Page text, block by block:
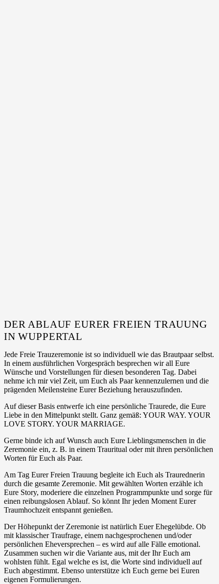
DER ABLAUF EURER FREIEN TRAUUNG
IN WUPPERTAL
Jede Freie Trauzeremonie ist so individuell wie das Brautpaar selbst.
In einem ausführlichen Vorgespräch besprechen wir all Eure
Wünsche und Vorstellungen für diesen besonderen Tag. Dabei
nehme ich mir viel Zeit, um Euch als Paar kennenzulernen und die
prägenden Meilensteine Eurer Beziehung herauszufinden.
Auf dieser Basis entwerfe ich eine persönliche Traurede, die Eure
Liebe in den Mittelpunkt stellt. Ganz gemäß: YOUR WAY. YOUR
LOVE STORY. YOUR MARRIAGE.
Gerne binde ich auf Wunsch auch Eure Lieblingsmenschen in die
Zeremonie ein, z. B. in einem Trauritual oder mit ihren persönlichen
Worten für Euch als Paar.
Am Tag Eurer Freien Trauung begleite ich Euch als Traurednerin
durch die gesamte Zeremonie. Mit gewählten Worten erzähle ich
Eure Story, moderiere die einzelnen Programmpunkte und sorge für
einen reibungslosen Ablauf. So könnt Ihr jeden Moment Eurer
Traumhochzeit entspannt genießen.
Der Höhepunkt der Zeremonie ist natürlich Euer Ehegelübde. Ob
mit klassischer Traufrage, einem nachgesprochenen und/oder
persönlichen Eheversprechen – es wird auf alle Fälle emotional.
Zusammen suchen wir die Variante aus, mit der Ihr Euch am
wohlsten fühlt. Egal welche es ist, die Worte sind individuell auf
Euch abgestimmt. Ebenso unterstütze ich Euch gerne bei Euren
eigenen Formulierungen.